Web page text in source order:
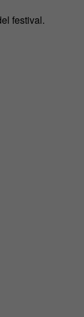
festival.